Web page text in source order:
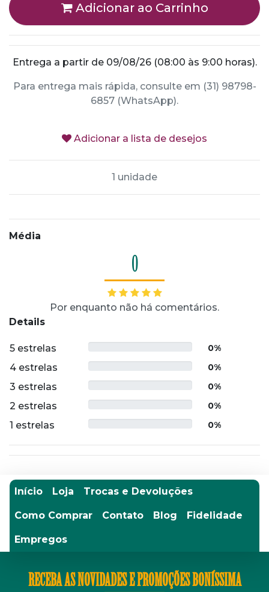
Adicionar ao Carrinho
Entrega a partir de 09/08/26 (08:00 às 9:00 horas).
Para entrega mais rápida, consulte em (31) 98798-
6857 (WhatsApp).
Adicionar a lista de desejos
1 unidade
Média
0
Por enquanto não há comentários.
Details
5 estrelas 0%
4 estrelas 0%
3 estrelas 0%
2 estrelas 0%
1 estrelas 0%
Início Loja Trocas e Devoluções
Como Comprar Contato Blog Fidelidade
Empregos
RECEBA AS NOVIDADES E PROMOÇÕES BONÍSSIMA